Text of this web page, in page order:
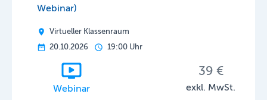
Webinar)
Virtueller Klassenraum
20.10.2026
19:00 Uhr
Webinar
39 €
exkl. MwSt.